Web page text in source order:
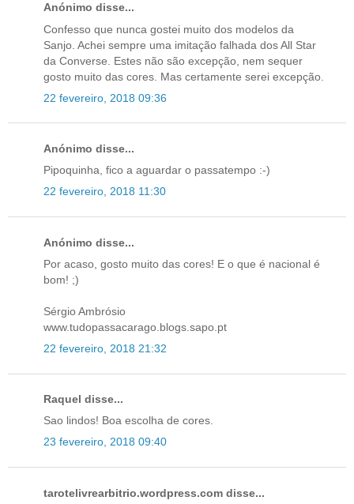
Anónimo disse...
Confesso que nunca gostei muito dos modelos da
Sanjo. Achei sempre uma imitação falhada dos All Star
da Converse. Estes não são excepção, nem sequer
gosto muito das cores. Mas certamente serei excepção.
22 fevereiro, 2018 09:36
Anónimo disse...
Pipoquinha, fico a aguardar o passatempo :-)
22 fevereiro, 2018 11:30
Anónimo disse...
Por acaso, gosto muito das cores! E o que é nacional é
bom! ;)
Sérgio Ambrósio
www.tudopassacarago.blogs.sapo.pt
22 fevereiro, 2018 21:32
Raquel disse...
Sao lindos! Boa escolha de cores.
23 fevereiro, 2018 09:40
tarotelivrearbitrio.wordpress.com disse...